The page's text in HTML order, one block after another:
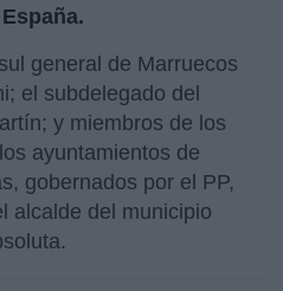
general de Marruecos
el subdelegado del
y miembros de los
ayuntamientos de
gobernados por el PP,
alcalde del municipio